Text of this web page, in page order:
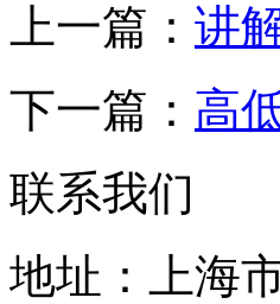
上一篇： 讲
下一篇： 高
联系我们
地址：上海